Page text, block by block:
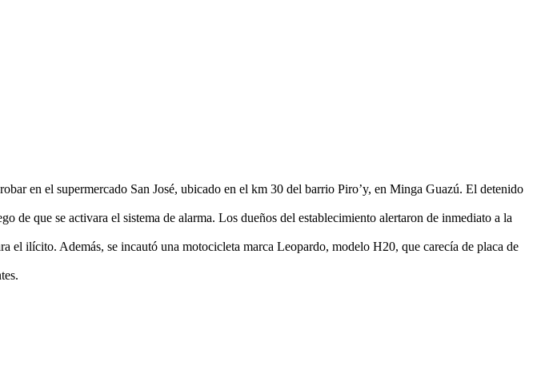
en el supermercado San José, ubicado en el km 30 del barrio Piro’y, en Minga Guazú. El detenido
de que se activara el sistema de alarma. Los dueños del establecimiento alertaron de inmediato a la
ilícito. Además, se incautó una motocicleta marca Leopardo, modelo H20, que carecía de placa de